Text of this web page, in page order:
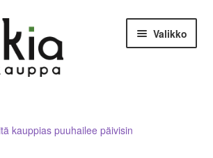
Valikko
kauppias puuhailee päivisin